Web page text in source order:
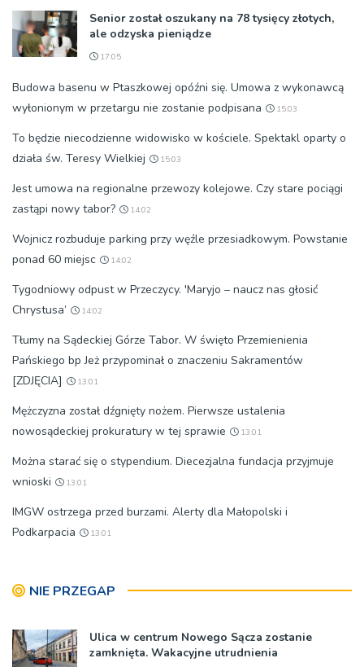
Senior został oszukany na 78 tysięcy złotych,
ale odzyska pieniądze
17:05
Budowa basenu w Ptaszkowej opóźni się. Umowa z wykonawcą
wyłonionym w przetargu nie zostanie podpisana
15:03
To będzie niecodzienne widowisko w kościele. Spektakl oparty o
działa św. Teresy Wielkiej
15:03
Jest umowa na regionalne przewozy kolejowe. Czy stare pociągi
zastąpi nowy tabor?
14:02
Wojnicz rozbuduje parking przy węźle przesiadkowym. Powstanie
ponad 60 miejsc
14:02
Tygodniowy odpust w Przeczycy. 'Maryjo – naucz nas głosić
Chrystusa’
14:02
Tłumy na Sądeckiej Górze Tabor. W święto Przemienienia
Pańskiego bp Jeż przypominał o znaczeniu Sakramentów
[ZDJĘCIA]
13:01
Mężczyzna został dźgnięty nożem. Pierwsze ustalenia
nowosądeckiej prokuratury w tej sprawie
13:01
Można starać się o stypendium. Diecezjalna fundacja przyjmuje
wnioski
13:01
IMGW ostrzega przed burzami. Alerty dla Małopolski i
Podkarpacia
13:01
NIE PRZEGAP
Ulica w centrum Nowego Sącza zostanie
zamknięta. Wakacyjne utrudnienia